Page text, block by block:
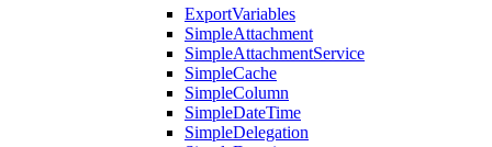
ExportVariables
SimpleAttachment
SimpleAttachmentService
SimpleCache
SimpleColumn
SimpleDateTime
SimpleDelegation